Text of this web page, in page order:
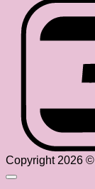
Copyright 2026 ©